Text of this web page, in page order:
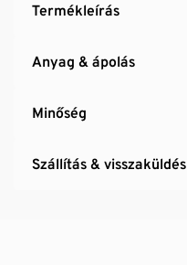
Termékleírás
Anyag & ápolás
Minőség
Szállítás & visszaküldés